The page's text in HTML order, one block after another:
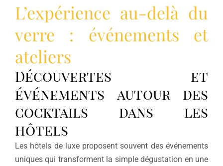
L’expérience au-delà du
verre : événements et
ateliers
Découvertes et
événements autour des
cocktails dans les
hôtels
Les hôtels de luxe proposent souvent des événements
uniques qui transforment la simple dégustation en une